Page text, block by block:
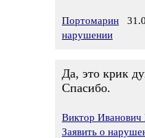
Портомарин
нарушении
Да, это крик
Спасибо.
Виктор
Заявить о